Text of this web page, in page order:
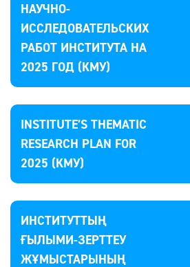
НАУЧНО-
ИССЛЕДОВАТЕЛЬСКИХ
РАБОТ ИНСТИТУТА НА
2025 ГОД (КМУ)
INSTITUTE’S THEMATIC
RESEARCH PLAN FOR
2025 (КМУ)
ИНСТИТУТТЫҢ
ҒЫЛЫМИ-ЗЕРТТЕУ
ЖҰМЫСТАРЫНЫҢ